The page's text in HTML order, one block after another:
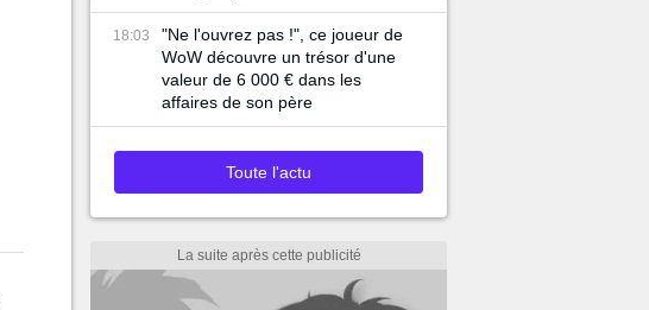
18:03
"Ne l'ouvrez pas !", ce joueur de
WoW découvre un trésor d'une
valeur de 6 000 € dans les
affaires de son père
Toute l'actu